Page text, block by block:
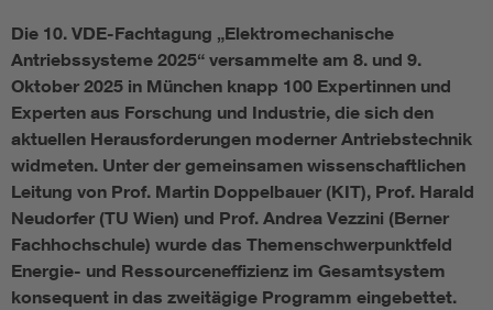
Die 10. VDE-Fachtagung „Elektromechanische
Antriebssysteme 2025“ versammelte am 8. und 9.
Oktober 2025 in München knapp 100 Expertinnen und
Experten aus Forschung und Industrie, die sich den
aktuellen Herausforderungen moderner Antriebstechnik
widmeten. Unter der gemeinsamen wissenschaftlichen
Leitung von Prof. Martin Doppelbauer (KIT), Prof. Harald
Neudorfer (TU Wien) und Prof. Andrea Vezzini (Berner
Fachhochschule) wurde das Themenschwerpunktfeld
Energie- und Ressourceneffizienz im Gesamtsystem
konsequent in das zweitägige Programm eingebettet.